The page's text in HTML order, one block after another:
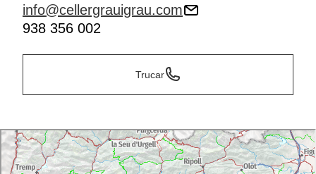
info@cellergrauigrau.com
938 356 002
Trucar